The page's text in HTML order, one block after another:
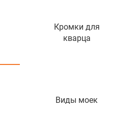
Кромки для
кварца
Виды моек